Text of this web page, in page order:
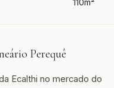
110m²
Perequê
Ecalthi no mercado do